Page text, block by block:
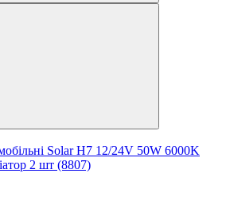
Solar H7 12/24V 50W 6000K
2 шт (8807)